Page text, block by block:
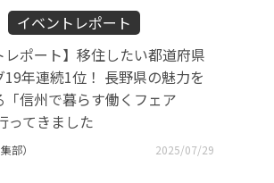
イベントレポート
レポート】移住したい都道府県
19年連続1位！ 長野県の魅力を
「信州で暮らす働くフェア
ってきました
部） 2025/07/29